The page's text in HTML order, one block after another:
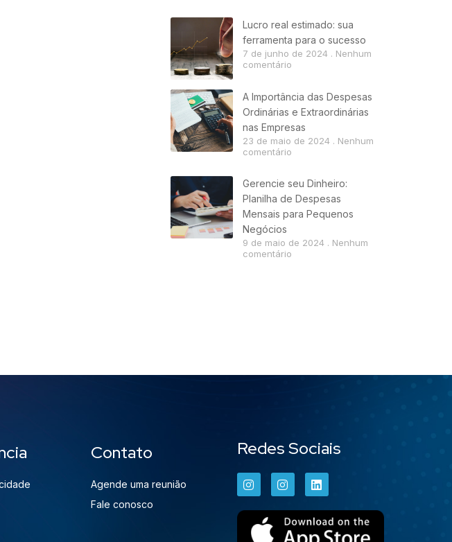
Lucro real estimado: sua
ferramenta para o sucesso
7 de junho de 2024
Nenhum
comentário
A Importância das Despesas
Ordinárias e Extraordinárias
nas Empresas
23 de maio de 2024
Nenhum
comentário
Gerencie seu Dinheiro:
Planilha de Despesas
Mensais para Pequenos
Negócios
9 de maio de 2024
Nenhum
comentário
Contato
Agende uma reunião
Fale conosco
Redes Sociais